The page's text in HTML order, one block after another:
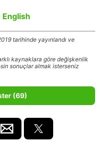
tarihinde yayınlandı ve
kaynaklara göre değişkenlik
sonuçlar almak isterseniz
(69)